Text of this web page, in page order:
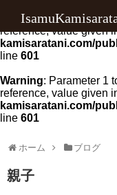
Warning: Parameter 1
reference, value given
kamisaratani.com/
line 601
Warning: Parameter 1
reference, value given
kamisaratani.com/
line 601
ホーム ブログ
親子
料金
アクセス
クチコミ